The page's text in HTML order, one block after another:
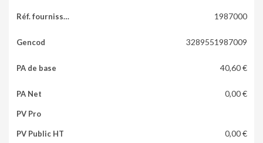
1987000
3289551987009
40,60 €
0,00 €
0,00 €